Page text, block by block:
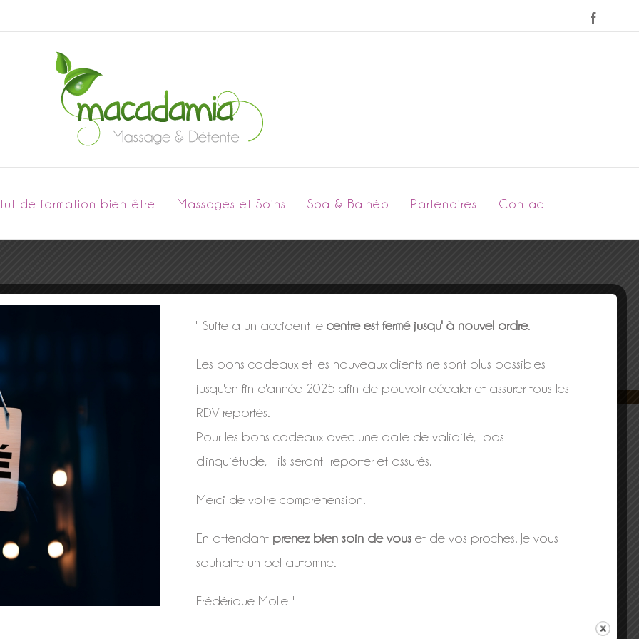
de formation bien-être Massages et Soins Spa & Balnéo Partenaires Contact
RÉSERVEZ VOTRE MASSAGE
Massage Global Chinois –
Massage Balinais
Massage Californien et Suédois
" Suite a un accident le centre est fermé jusqu' à nouvel ordre.
Les bons cadeaux et les nouveaux clients ne sont plus possibles
jusqu'en fin d'année 2025 afin de pouvoir décaler et assurer tous les
RDV reportés.
Pour les bons cadeaux avec une date de validité, pas
d'inquiétude, ils seront reporter et assurés.
Merci de votre compréhension.
En attendant prenez bien soin de vouset de vos proches. Je vous
souhaite un bel automne.
Frédérique Molle "